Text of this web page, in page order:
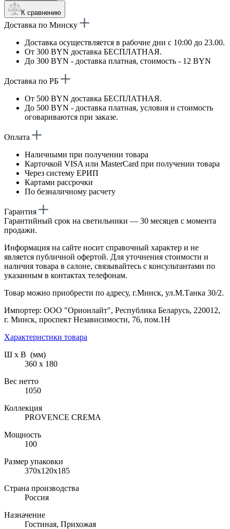
К сравнению
Доставка по Минску
Доставка осуществляется в рабочие дни с 10:00 до 23.00.
От 300 BYN доставка БЕСПЛАТНАЯ.
До 300 BYN - доставка платная, стоимость - 12 BYN
Доставка по РБ
От 500 BYN доставка БЕСПЛАТНАЯ.
До 500 BYN - доставка платная, условия и стоимость
оговариваются при заказе.
Оплата
Наличными при получении товара
Карточкой VISA или MasterCard при получении товара
Через систему ЕРИП
Картами рассрочки
По безналичному расчету
Гарантия
Гарантийный срок на светильники — 30 месяцев с момента
продажи.
Информация на сайте носит справочный характер и не
является публичной офертой. Для уточнения стоимости и
наличия товара в салоне, связывайтесь с консультантами по
указанным в контактах телефонам.
Товар можно приобрести по адресу, г.Минск, ул.М.Танка 30/2.
Импортер: ООО "Орионлайт", Республика Беларусь, 220012,
г. Минск, проспект Независимости, 76, пом.1Н
Характеристики товара
Ш х В (мм)
360 х 180
Вес нетто
1050
Коллекция
PROVENCE CREMA
Мощность
100
Размер упаковки
370х120х185
Страна производства
Россия
Назначение
Гостиная, Прихожая